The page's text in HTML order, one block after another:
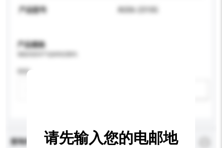
产品型号 AS06-2310G
产品规格
特性
查询内容 *必须填写
请先输入您的电邮地